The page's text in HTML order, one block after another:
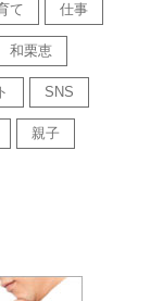
て 仕事
和栗恵
SNS
親子